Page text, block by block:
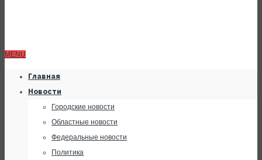
MENU
Главная
Новости
Городские новости
Областные новости
Федеральные новости
Политика